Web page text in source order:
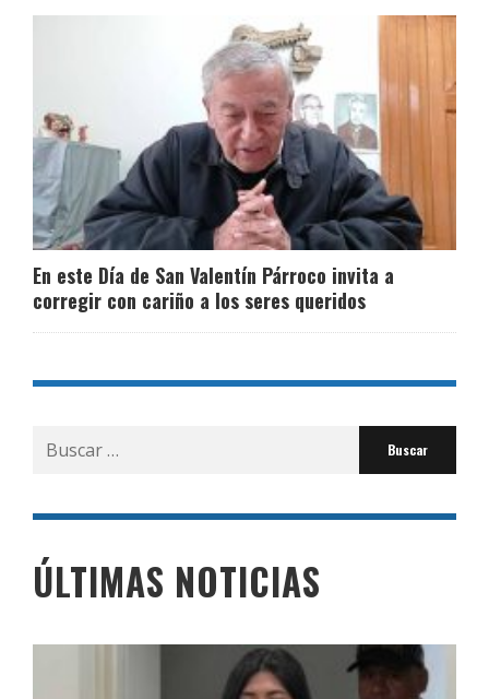
En este Día de San Valentín Párroco invita a
corregir con cariño a los seres queridos
Buscar
por:
ÚLTIMAS NOTICIAS